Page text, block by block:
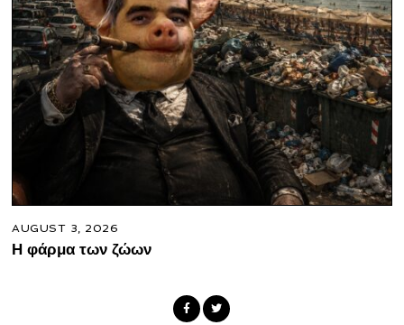
AUGUST 3, 2026
Η φάρμα των ζώων